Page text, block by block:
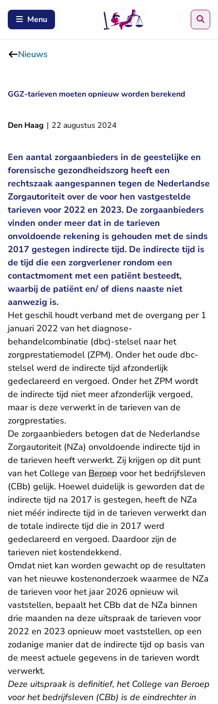
Menu
Nieuws
GGZ-tarieven moeten opnieuw worden berekend
Den Haag | 22 augustus 2024
Een aantal zorgaanbieders in de geestelijke en
forensische gezondheidszorg heeft een
rechtszaak aangespannen tegen de Nederlandse
Zorgautoriteit over de voor hen vastgestelde
tarieven voor 2022 en 2023. De zorgaanbieders
vinden onder meer dat in de tarieven
onvoldoende rekening is gehouden met de sinds
2017 gestegen indirecte tijd. De indirecte tijd is
de tijd die een zorgverlener rondom een
contactmoment met een patiënt besteedt,
waarbij de patiënt en/ of diens naaste niet
aanwezig is.
Het geschil houdt verband met de overgang per 1
januari 2022 van het diagnose-
behandelcombinatie (dbc)-stelsel naar het
zorgprestatiemodel (ZPM). Onder het oude dbc-
stelsel werd de indirecte tijd afzonderlijk
gedeclareerd en vergoed. Onder het ZPM wordt
de indirecte tijd niet meer afzonderlijk vergoed,
maar is deze verwerkt in de tarieven van de
zorgprestaties.
De zorgaanbieders betogen dat de Nederlandse
Zorgautoriteit (NZa) onvoldoende indirecte tijd in
de tarieven heeft verwerkt. Zij krijgen op dit punt
van het College van Beroep voor het bedrijfsleven
(CBb) gelijk. Hoewel duidelijk is geworden dat de
indirecte tijd na 2017 is gestegen, heeft de NZa
niet méér indirecte tijd in de tarieven verwerkt dan
de totale indirecte tijd die in 2017 werd
gedeclareerd en vergoed. Daardoor zijn de
tarieven niet kostendekkend.
Omdat niet kan worden gewacht op de resultaten
van het nieuwe kostenonderzoek waarmee de NZa
de tarieven voor het jaar 2026 opnieuw wil
vaststellen, bepaalt het CBb dat de NZa binnen
drie maanden na deze uitspraak de tarieven voor
2022 en 2023 opnieuw moet vaststellen, op een
zodanige manier dat de indirecte tijd op basis van
de meest actuele gegevens in de tarieven wordt
verwerkt.
Deze uitspraak is definitief, het College van Beroep
voor het bedrijfsleven (CBb) is de eindrechter in